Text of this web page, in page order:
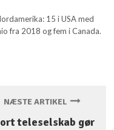
15 i USA med
fra 2018 og fem i Canada.
NÆSTE ARTIKEL
teleselskab gør